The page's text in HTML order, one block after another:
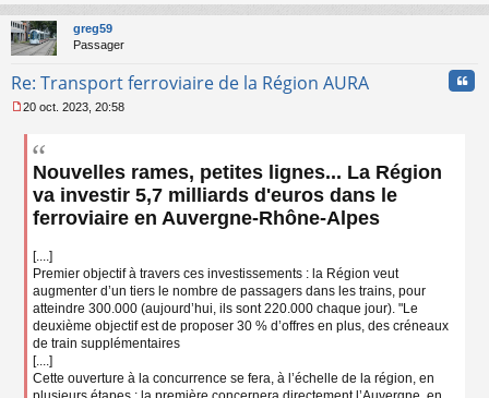
au
greg59
Passager
Re: Transport ferroviaire de la Région AURA
e
20 oct. 2023, 20:58
Nouvelles rames, petites lignes... La Région
va investir 5,7 milliards d'euros dans le
ferroviaire en Auvergne-Rhône-Alpes
[....]
Premier objectif à travers ces investissements : la Région veut
augmenter d’un tiers le nombre de passagers dans les trains, pour
atteindre 300.000 (aujourd’hui, ils sont 220.000 chaque jour). "Le
deuxième objectif est de proposer 30 % d’offres en plus, des créneaux
de train supplémentaires
[....]
Cette ouverture à la concurrence se fera, à l’échelle de la région, en